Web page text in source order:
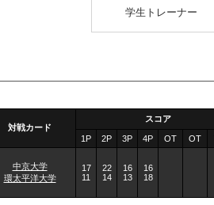
学生トレーナー
対戦カード
スコア
1P 2P 3P 4P OT OT
中京大学
環太平洋大学
17
11
22
14
16
13
16
18